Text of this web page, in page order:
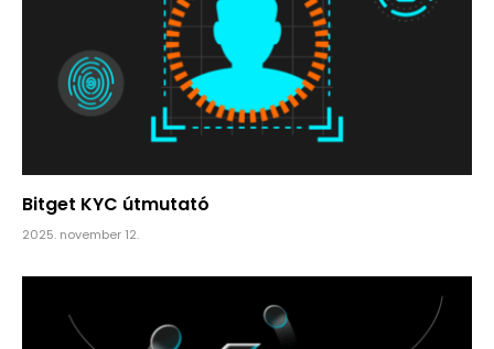
Bitget KYC útmutató
2025. november 12.